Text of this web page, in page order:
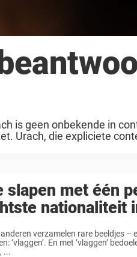
is geen onbekende in
Urach, die expliciete
met één
nationaliteit
verzamelen rare beeldjes –
‘vlaggen’. En met ‘vlaggen’
...